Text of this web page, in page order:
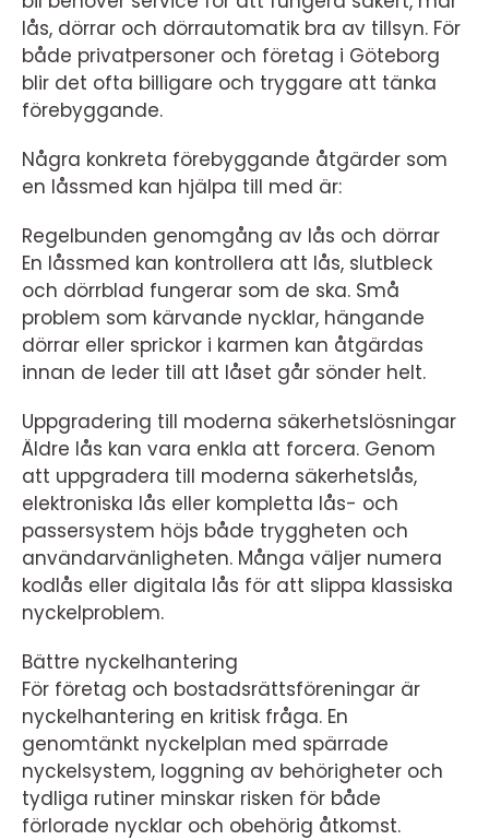
lås, dörrar och dörrautomatik bra av tillsyn. För
både privatpersoner och företag i Göteborg
blir det ofta billigare och tryggare att tänka
förebyggande.
Några konkreta förebyggande åtgärder som
en låssmed kan hjälpa till med är:
Regelbunden genomgång av lås och dörrar
En låssmed kan kontrollera att lås, slutbleck
och dörrblad fungerar som de ska. Små
problem som kärvande nycklar, hängande
dörrar eller sprickor i karmen kan åtgärdas
innan de leder till att låset går sönder helt.
Uppgradering till moderna säkerhetslösningar
Äldre lås kan vara enkla att forcera. Genom
att uppgradera till moderna säkerhetslås,
elektroniska lås eller kompletta lås- och
passersystem höjs både tryggheten och
användarvänligheten. Många väljer numera
kodlås eller digitala lås för att slippa klassiska
nyckelproblem.
Bättre nyckelhantering
För företag och bostadsrättsföreningar är
nyckelhantering en kritisk fråga. En
genomtänkt nyckelplan med spärrade
nyckelsystem, loggning av behörigheter och
tydliga rutiner minskar risken för både
förlorade nycklar och obehörig åtkomst.